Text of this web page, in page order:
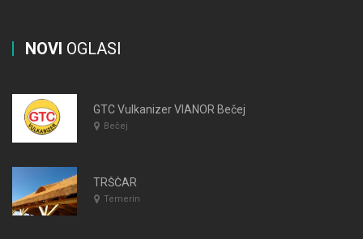
NOVI OGLASI
GTC Vulkanizer VIANOR Bečej
Bečej
TRŠČAR
Temerin